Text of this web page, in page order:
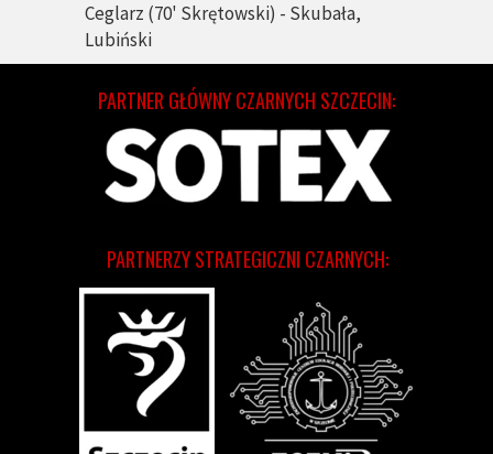
Ceglarz (70' Skrętowski) - Skubała,
Lubiński
PARTNERZY STRATEGICZNI CZARNYCH:
PARTNER GŁÓWNY CZARNYCH SZCZECIN: